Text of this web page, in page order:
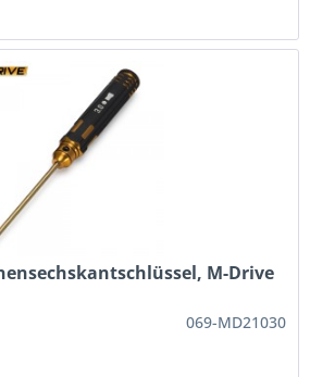
M-Drive
069-MD21030